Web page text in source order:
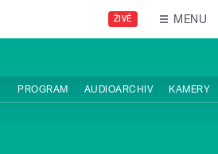
ŽIVĚ MENU
PROGRAM AUDIOARCHIV KAMERY